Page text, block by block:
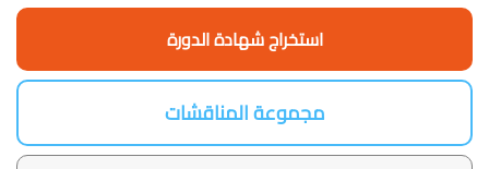
استخراج شهادة الدورة
مجموعة المناقشات